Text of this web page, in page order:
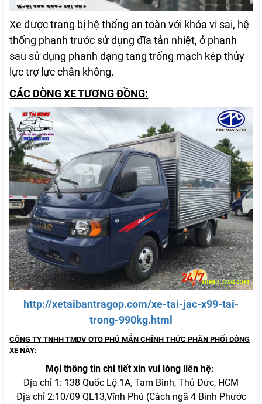
Xe được trang bị hệ thống an toàn với khóa vi sai, hệ
thống phanh trước sử dụng đĩa tản nhiệt, ở phanh
sau sử dụng phanh dạng tang trống mạch kép thủy
lực trợ lực chân không.
CÁC DÒNG XE TƯƠNG ĐỒNG:
http://xetaibantragop.com/xe-tai-jac-x99-tai-
trong-990kg.html
CÔNG TY TNHH TMDV OTO PHÚ MẪN CHÍNH THỨC PHÂN PHỐI DÒNG
XE NÀY:
Mọi thông tin chi tiết xin vui lòng liên hệ:
Địa chỉ 1: 138 Quốc Lộ 1A, Tam Bình, Thủ Đức, HCM
Địa chỉ 2:10/09 QL13,Vĩnh Phú (Cách ngã 4 Bình Phước